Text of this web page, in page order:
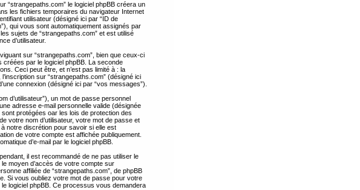
“strangepaths.com” le logiciel phpBB créera un
les fichiers temporaires du navigateur Internet
utilisateur (désigné ici par “ID de
qui vous sont automatiquement assignés par
sujets de “strangepaths.com” et est utilisé
d’utilisateur.
sur “strangepaths.com”, bien que ceux-ci
par le logiciel phpBB. La seconde
Ceci peut être, et n’est pas limité à : la
sur “strangepaths.com” (désigné ici
connexion (désigné ici par “vos messages”).
d’utilisateur”), un mot de passe personnel
adresse e-mail personnelle valide (désignée
protégées oar les lois de protection des
votre nom d’utilisateur, votre mot de passe et
notre discrétion pour savoir si elle est
de votre compte est affichée publiquement.
d’e-mail par le logiciel phpBB.
il est recommandé de ne pas utiliser le
moyen d’accès de votre compte sur
affiliée de “strangepaths.com”, de phpBB
Si vous oubliez votre mot de passe pour votre
logiciel phpBB. Ce processus vous demandera